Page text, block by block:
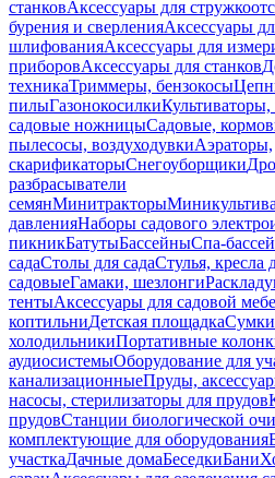
станковАксессуары для
бурения и сверленияАксессуары
шлифованияАксессуары для
приборовАксессуары для станков
техникаТриммеры, бензокосы
пилыГазонокосилки
садовые ножницыСадовые,
пылесосы, воздуходувкиАэраторы,
скарификаторыСнегоуборщики
разбрасыватели
семянМинитракторы
давленияНаборы садового
пикникБатутыБассейныСпа-
садаСтолы для садаСтулья, кресла
садовыеГамаки, шезлонги
тентыАксессуары для садовой
коптильниДетская площадка
холодильникиПортативные
аудиосистемыОборудование для
канализационныеПруды,
насосы, стерилизаторы для прудов
прудовСтанции биологической
комплектующие для оборудования
участкаДачные домаБеседкиБани